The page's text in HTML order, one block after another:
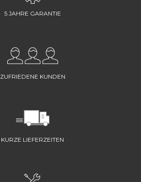
5 JAHRE GARANTIE
ZUFRIEDENE KUNDEN
KURZE LIEFERZEITEN